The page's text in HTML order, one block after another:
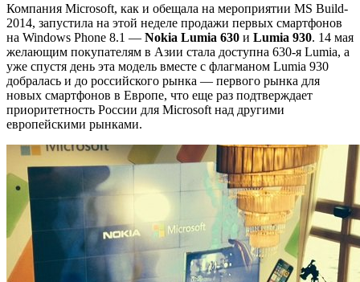
Компания Microsoft, как и обещала на мероприятии MS Build-
2014, запустила на этой неделе продажи первых смартфонов
на Windows Phone 8.1 — Nokia Lumia 630 и Lumia 930. 14 мая
желающим покупателям в Азии стала доступна 630-я Lumia, а
уже спустя день эта модель вместе с флагманом Lumia 930
добралась и до российского рынка — первого рынка для
новых смартфонов в Европе, что еще раз подтверждает
приоритетность России для Microsoft над другими
европейскими рынками.